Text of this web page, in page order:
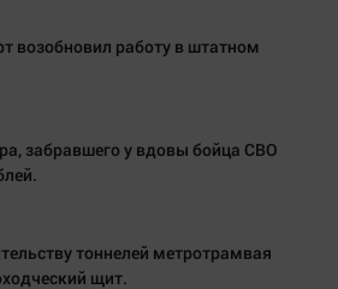
возобновил работу в штатном
забравшего у вдовы бойца СВО
тоннелей метротрамвая
щит.